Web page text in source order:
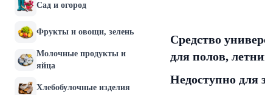
Сад и огород
Фрукты и овощи, зелень
Молочные продукты и
яйца
Хлебобулочные изделия
Средство
для полов,
Недоступно для